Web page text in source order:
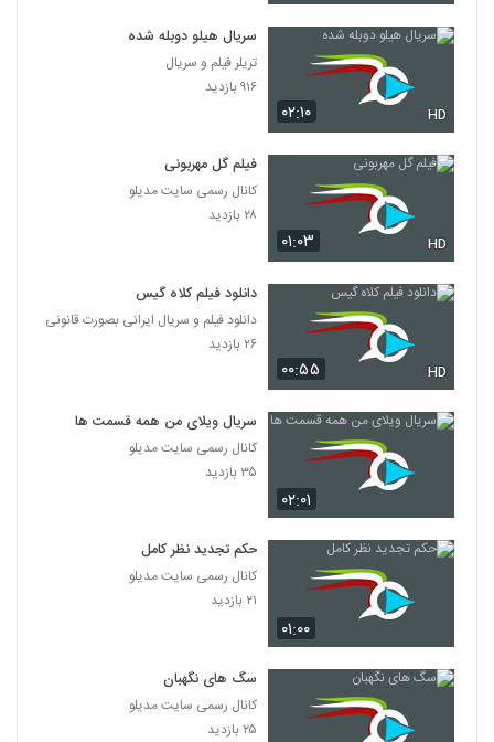
۰۲:۱۰ HD
سریال هیلو دوبله شده
تریلر فیلم و سریال
۹۱۶ بازدید
۰۱:۰۳ HD
فیلم گل مهربونی
کانال رسمی سایت مدیلو
۲۸ بازدید
۰۰:۵۵ HD
دانلود فیلم کلاه گیس
دانلود فیلم و سریال ایرانی بصورت قانونی
۲۶ بازدید
۰۲:۰۱
سریال ویلای من همه قسمت ها
کانال رسمی سایت مدیلو
۳۵ بازدید
۰۱:۰۰
حکم تجدید نظر کامل
کانال رسمی سایت مدیلو
۲۱ بازدید
سگ های نگهبان
کانال رسمی سایت مدیلو
۲۵ بازدید